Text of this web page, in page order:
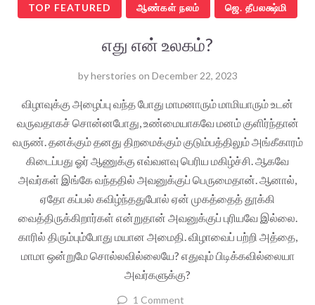
TOP FEATURED ஆண்கள் நலம் ஜெ. தீபலக்ஷ்மி
எது என் உலகம்?
byherstories on December 22, 2023
விழாவுக்கு அழைப்பு வந்த போது மாமனாரும் மாமியாரும் உடன்
வருவதாகச் சொன்னபோது, உண்மையாகவே மனம் குளிர்ந்தான்
வருண். தனக்கும் தனது திறமைக்கும் குடும்பத்திலும் அங்கீகாரம்
கிடைப்பது ஓர் ஆணுக்கு எவ்வளவு பெரிய மகிழ்ச்சி. ஆகவே
அவர்கள் இங்கே வந்ததில் அவனுக்குப் பெருமைதான். ஆனால்,
ஏதோ கப்பல் கவிழ்ந்ததுபோல் ஏன் முகத்தைத் தூக்கி
வைத்திருக்கிறார்கள் என்றுதான் அவனுக்குப் புரியவே இல்லை.
காரில் திரும்பும்போது மயான அமைதி. விழாவைப் பற்றி அத்தை,
மாமா ஒன்றுமே சொல்லவில்லையே? எதுவும் பிடிக்கவில்லையா
அவர்களுக்கு?
1 Comment